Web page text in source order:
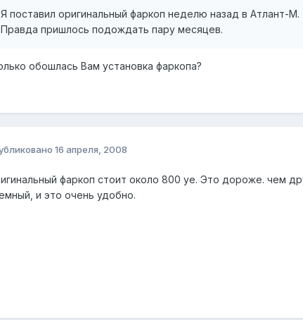
Я поставил оригинальный фаркоп неделю назад в Атлант-М.
Правда пришлось подождать пару месяцев.
обошлась Вам установка фаркопа?
16 апреля, 2008
фаркоп стоит около 800 уе. Это дороже. чем
и это очень удобно.